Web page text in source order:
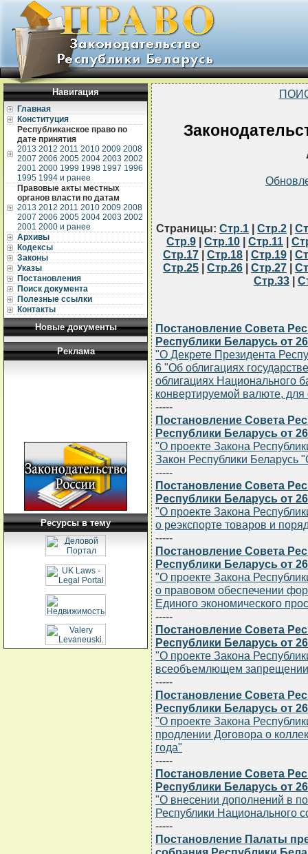
Навигация
Главная
Конституция
Республиканское право по
дате принятия
2013 2012 2011 2010 2009 2008
2007 2006 2005 2004 2003 2002
2001 2000 1999 1998 1997 1996
1995 1994 и ранее
Правовые акты местных
органов власти по датам
2013 2012 2011 2010 2009 2008
2007 2006 2005 2004 2003 2002
2001 2000 и ранее
Архивы
Кодексы
Законы
Указы
Постановления
Поиск документа
Полезные ссылки
Контакты
Новые документы
Реклама
Ресурсы в тему
Страницы: Стр.1 | Стр.2 |
Стр.9 | Стр.10 | Стр.11 |
Стр.17 | Стр.18 | Стр.19 |
Стр.25 | Стр.26 | Стр.27 |
Стр.33 |
Постановление Совета
Республики Беларусь от
"О Декрете Президента
6 "Об облигациях
облигациях Национального
конвертируемой валюте,
-----
Постановление Совета
Республики Беларусь от
"О проекте Закона
Закон Республики Беларусь
-----
Постановление Совета
Республики Беларусь от
"О проекте Закона
о реэкспорте товаров и
-----
Постановление Совета
Республики Беларусь от
"О проекте Закона
о правовом обеспечении
Единого экономического
-----
Постановление Совета
Республики Беларусь от
"О проекте Закона
всеобъемлющем
-----
Постановление Совета
Республики Беларусь от
"О проекте Закона
продлении Договора о
года"
-----
Постановление Совета
Республики Беларусь от
"О внесении дополнений в
Республики Национального
-----
Постановление Палаты